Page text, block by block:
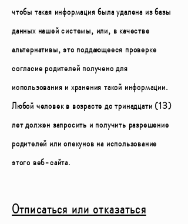
чтобы такая информация была удалена из базы
данных нашей системы, или, в качестве
альтернативы, это поддающееся проверке
согласие родителей получено для
использования и хранения такой информации.
Любой человек в возрасте до тринадцати (13)
лет должен запросить и получить разрешение
родителей или опекунов на использование
этого веб-сайта.
Отписаться или отказаться